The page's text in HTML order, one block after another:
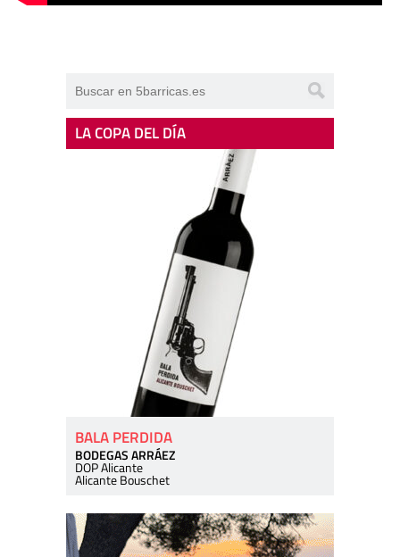
LA COPA DEL DÍA
BALA PERDIDA
BODEGAS ARRÁEZ
DOP Alicante
Alicante Bouschet